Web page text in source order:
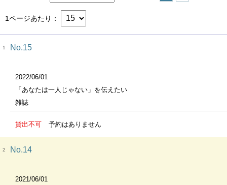
1ページあたり
1 No.15
2022/06/01
「あなたは一人じゃない」を伝えたい
雑誌
貸出不可 予約はありません
2 No.14
2021/06/01